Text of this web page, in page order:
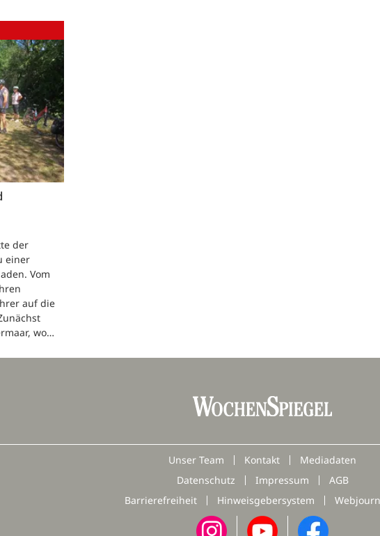
der
einer
Vom
auf die
wo…
Unser Team Kontakt
Mediadaten
Datenschutz
Impressum
AGB
Barrierefreiheit
Hinweisgebersystem